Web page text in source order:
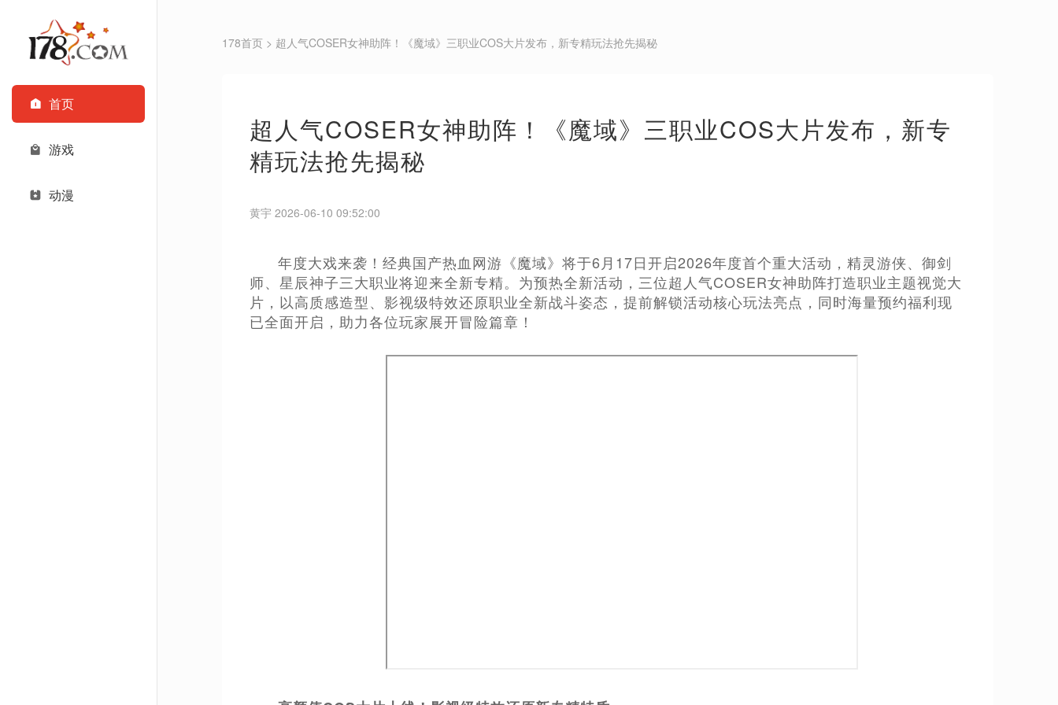
首页
游戏
动漫
178首页 > 超人气COSER女神助阵！《魔域》三职业COS大片发布，新专精玩法抢先揭秘
超人气COSER女神助阵！《魔域》三职业COS大片发布，新专
精玩法抢先揭秘
黄宇 2026-06-10 09:52:00
年度大戏来袭！经典国产热血网游《魔域》将于6月17日开启2026年度首个重大活动，精灵游侠、御剑
师、星辰神子三大职业将迎来全新专精。为预热全新活动，三位超人气COSER女神助阵打造职业主题视觉大
片，以高质感造型、影视级特效还原职业全新战斗姿态，提前解锁活动核心玩法亮点，同时海量预约福利现
已全面开启，助力各位玩家展开冒险篇章！